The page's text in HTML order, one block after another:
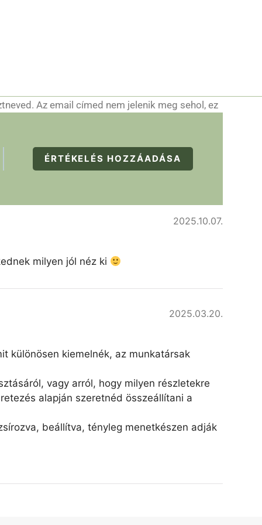
Az email címed nem jelenik meg sehol, ez
ÉRTÉKELÉS HOZZÁADÁSA
2025.10.07.
milyen jól néz ki
2025.03.20.
különösen kiemelnék, az munkatársak
vagy arról, hogy milyen részletekre
alapján szeretnéd összeállítani a
beállítva, tényleg menetkészen adják